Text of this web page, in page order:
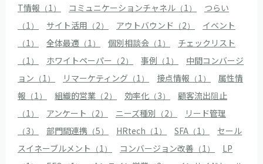
T情報（1）
コミュニケーションチャネル（1）
つらい
（1）
サイト活用（2） アウトバウンド（2）
イベント
（1）
全体最適（1） 個別相談会（1）
チェックリスト
（1）
ホワイトペーパー（2） 事例（1）
中間コンバージ
ョン（1）
リマーケティング（1） 接点情報（1）
属性情
報（1）
組織的営業（2） 効率化（3）
顧客流出阻止
（1）
アンケート（2） ニーズ種別（2）
リード管理
（3）
部門間連携（5） HRtech（1） SFA（1）
セール
スイネーブルメント（1）
コンバージョン改善（1）
LP